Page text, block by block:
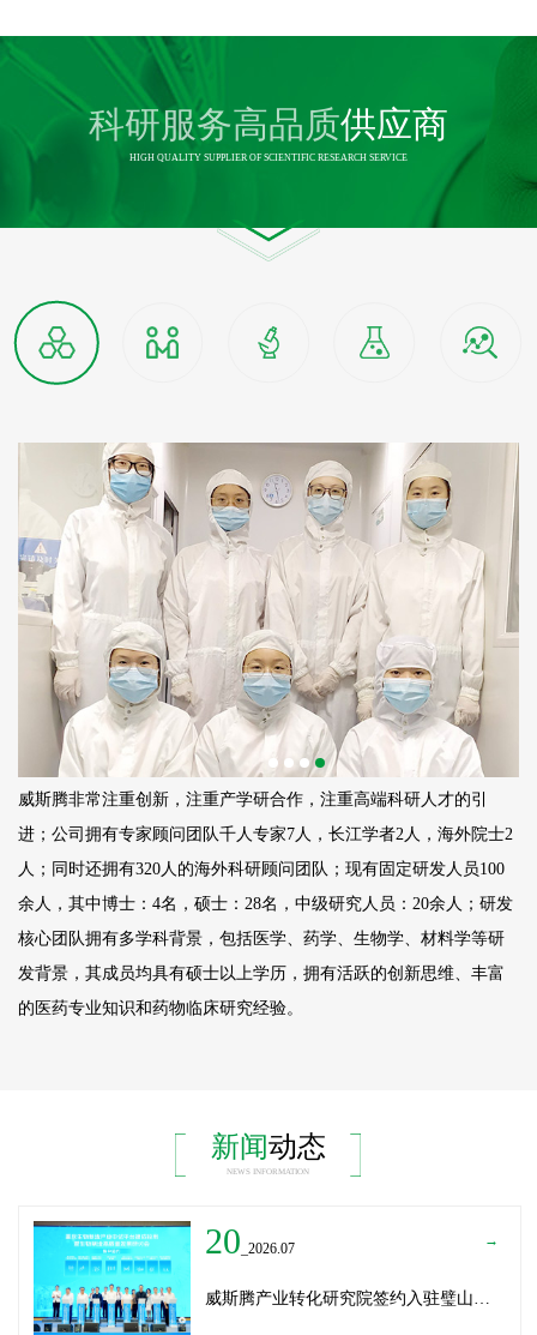
科研服务高品质供应商
HIGH QUALITY SUPPLIER OF SCIENTIFIC RESEARCH SERVICE
威斯腾非常注重创新，注重产学研合作，注重高端科研人才的引
进；公司拥有专家顾问团队千人专家7人，长江学者2人，海外院士2
人；同时还拥有320人的海外科研顾问团队；现有固定研发人员100
余人，其中博士：4名，硕士：28名，中级研究人员：20余人；研发
核心团队拥有多学科背景，包括医学、药学、生物学、材料学等研
发背景，其成员均具有硕士以上学历，拥有活跃的创新思维、丰富
的医药专业知识和药物临床研究经验。
新闻动态
NEWS INFORMATION
20 _2026.07 →